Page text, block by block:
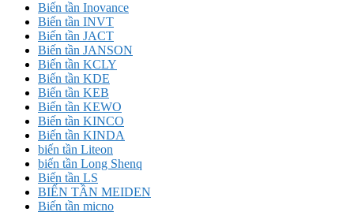
Biến tần Inovance
Biến tần INVT
Biến tần JACT
Biến tần JANSON
Biến tần KCLY
Biến tần KDE
Biến tần KEB
Biến tần KEWO
Biến tần KINCO
Biến tần KINDA
biến tần Liteon
biến tần Long Shenq
Biến tần LS
BIẾN TẦN MEIDEN
Biến tần micno